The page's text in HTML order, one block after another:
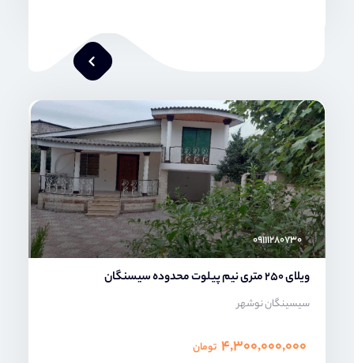
محمد صنعتی
۰۹۱۱۱۲۸۰۷۳۰
ویلای 250 متری نیم پیلوت محدوده سیسنگان
سیسینگان نوشهر
۴,۳۰۰,۰۰۰,۰۰۰ تومان